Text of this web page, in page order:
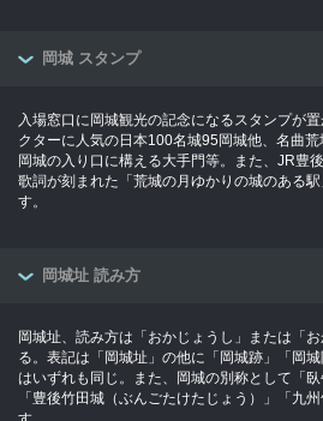
岡城 スタンプ
入場窓口に岡城観光の記念になるスタンプが
クターに人気の日本100名城95岡城他、名曲荒
岡城の入り口に構える大手門等。また、JR豊
歌詞が刻まれた「荒城の月ゆかりの城のある
す。
岡城址 読み方
岡城址、読み方は「おかじょうし」または「
る。表記は「岡城址」の他に「岡城跡」「岡
はいずれも同じ。また、岡城の別称として「臥
「豊後竹田城（ぶんごたけたじょう）」「九